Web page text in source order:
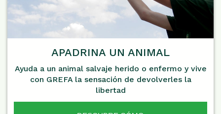
APADRINA UN ANIMAL
Ayuda a un animal salvaje herido o enfermo y vive
con GREFA la sensación de devolverles la
libertad